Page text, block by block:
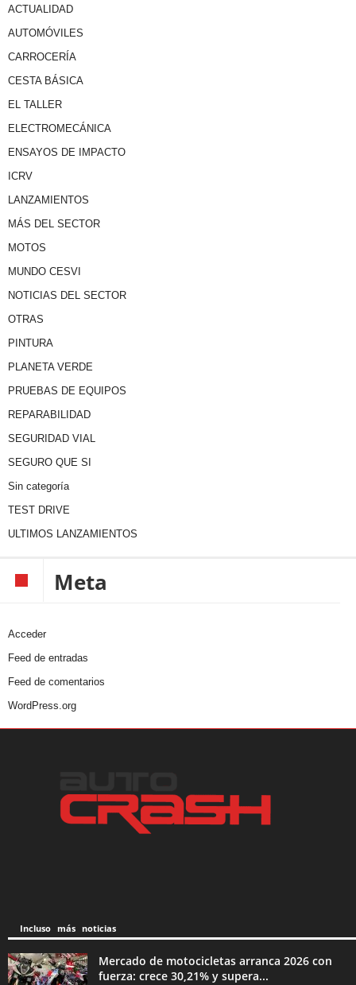
ACTUALIDAD
AUTOMÓVILES
CARROCERÍA
CESTA BÁSICA
EL TALLER
ELECTROMECÁNICA
ENSAYOS DE IMPACTO
ICRV
LANZAMIENTOS
MÁS DEL SECTOR
MOTOS
MUNDO CESVI
NOTICIAS DEL SECTOR
OTRAS
PINTURA
PLANETA VERDE
PRUEBAS DE EQUIPOS
REPARABILIDAD
SEGURIDAD VIAL
SEGURO QUE SI
Sin categoría
TEST DRIVE
ULTIMOS LANZAMIENTOS
Meta
Acceder
Feed de entradas
Feed de comentarios
WordPress.org
Incluso más noticias
Mercado de motocicletas arranca 2026 con
fuerza: crece 30,21% y supera...